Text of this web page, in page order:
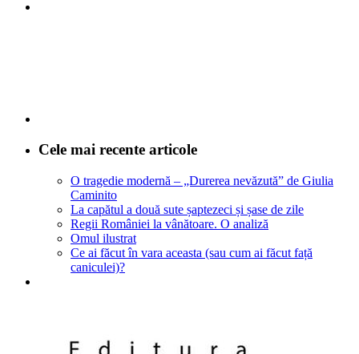
Cele mai recente articole
O tragedie modernă – „Durerea nevăzută” de Giulia
Caminito
La capătul a două sute șaptezeci și șase de zile
Regii României la vânătoare. O analiză
Omul ilustrat
Ce ai făcut în vara aceasta (sau cum ai făcut față
caniculei)?